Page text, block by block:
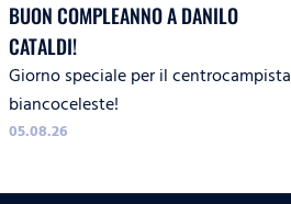
BUON COMPLEANNO A DANILO
CATALDI!
Giorno speciale per il centrocampista
biancoceleste!
05.08.26